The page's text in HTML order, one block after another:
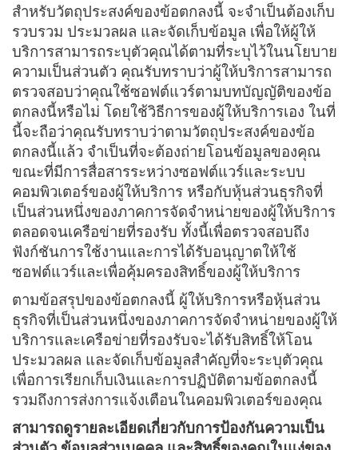
สำหรับวัตถุประสงค์ของข้อตกลงนี้ จะจำเป็นต้องเก็บ
รวบรวม ประมวลผล และจัดเก็บข้อมูล เพื่อให้ผู้ให้
บริการสามารถระบุตัวคุณได้ตามที่ระบุไว้ในนโยบาย
ความเป็นส่วนตัว คุณรับทราบว่าผู้ให้บริการสามารถ
ตรวจสอบว่าคุณใช้ซอฟต์แวร์ตามบทบัญญัติของข้อ
ตกลงนี้หรือไม่ โดยใช้วิธีการของผู้ให้บริการเอง ในที่
นี้จะถือว่าคุณรับทราบว่าตามวัตถุประสงค์ของข้อ
ตกลงนี้แล้ว จำเป็นที่จะต้องถ่ายโอนข้อมูลของคุณ
ขณะที่มีการสื่อสารระหว่างซอฟต์แวร์และระบบ
คอมพิวเตอร์ของผู้ให้บริการ หรือกับหุ้นส่วนธุรกิจที่
เป็นส่วนหนึ่งของภาคการจัดจำหน่ายของผู้ให้บริการ
ตลอดจนเครือข่ายที่รองรับ ทั้งนี้เพื่อตรวจสอบถึง
ฟังก์ชันการใช้งานและการได้รับอนุญาตให้ใช้
ซอฟต์แวร์และเพื่อคุ้มครองสิทธิ์ของผู้ให้บริการ
ตามข้อสรุปของข้อตกลงนี้ ผู้ให้บริการหรือหุ้นส่วน
ธุรกิจที่เป็นส่วนหนึ่งของภาคการจัดจำหน่ายของผู้ให้
บริการและเครือข่ายที่รองรับจะได้รับสิทธิ์ให้โอน
ประมวลผล และจัดเก็บข้อมูลสำคัญที่จะระบุตัวคุณ
เพื่อการเรียกเก็บเงินและการปฏิบัติตามข้อตกลงนี้
รวมถึงการส่งการแจ้งเตือนในคอมพิวเตอร์ของคุณ
สามารถดูรายละเอียดเกี่ยวกับการป้องกันความเป็น